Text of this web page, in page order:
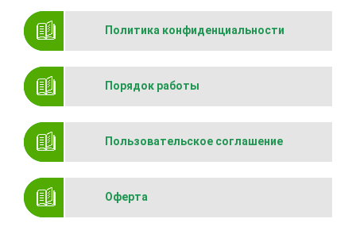
Политика конфиденциальности
Порядок работы
Пользовательское соглашение
Оферта